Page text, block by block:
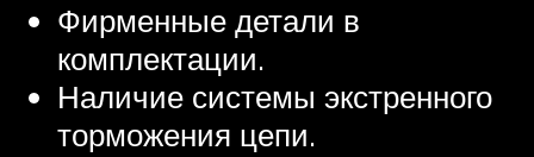
Фирменные детали в
комплектации.
Наличие системы экстренного
торможения цепи.